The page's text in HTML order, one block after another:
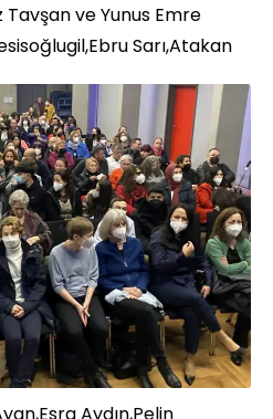
Tavşan ve Yunus Emre
Sarı,Atakan
Aydın,Pelin